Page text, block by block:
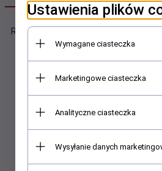
Rozmiar 28x15 cm
Ustawienia plików
Wymagane ciasteczka
Marketingowe ciasteczka
Analityczne ciasteczka
Wysyłanie danych